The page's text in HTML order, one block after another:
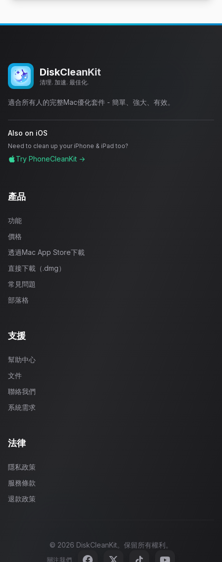
DiskCleanKit
清理. 加速. 最佳化.
適合所有人的完整Mac優化套件 - 簡單、強大、有效。
Also on iOS
Need to clean up your iPhone & iPad too?
Try PhoneCleanKit →
產品
功能
價格
透過Mac App Store下載
直接下載（.dmg）
常見問題
部落格
支援
幫助中心
文件
聯絡我們
系統需求
法律
隱私政策
服務條款
退款政策
© 2026 DiskCleanKit。保留所有權利。
關注我們